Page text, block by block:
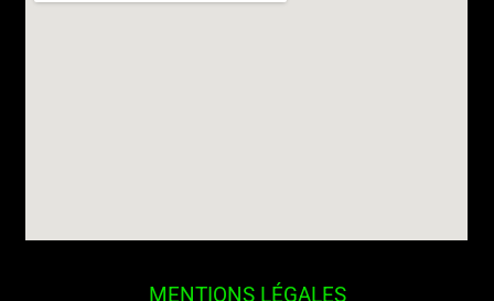
MENTIONS LÉGALES